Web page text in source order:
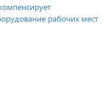
рабочих мест